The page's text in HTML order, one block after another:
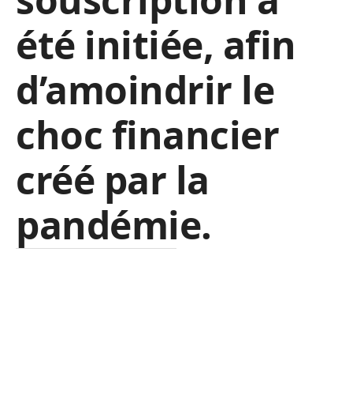
été initiée, afin
d’amoindrir le
choc financier
créé par la
pandémie.